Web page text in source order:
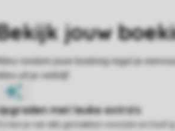
Zo ben je van alle gemakken voorzien en hoef jij